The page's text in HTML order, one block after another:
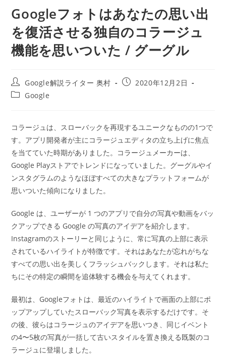
Googleフォトはあなたの思い出
を復活させる独自のコラージュ
機能を思いついた / グーグル
投
稿
者:
Google解説ライター 奥村
投
2020年12月2日
投
テ
ゴ
リ
ー:
Google
コラージュは、スローバックを再現するユニークなものの1つで
す。アプリ開発者が主にコラージュエディタの立ち上げに焦点
を当てていた時期がありました。コラージュメーカーは、
Google Playストアでトレンドになっていました。グーグルやイ
ンスタグラムのようなほぼすべての大きなプラットフォームが
思いついた傾向になりました。
Google は、ユーザーが 1 つのアプリで自分の写真や動画をバッ
クアップできる Google の写真のアイデアを紹介します。
Instagramのストーリーと同じように、常に写真の上部に表示
されているハイライトが特徴です。それはあなたが忘れがちな
すべての思い出を美しくフラッシュバックします。それは私た
ちにその特定の瞬間を追体験する機会を与えてくれます。
最初は、Googleフォトは、最近のハイライトで画面の上部にポ
ップアップしていたスローバック写真を表示するだけです。そ
の後、彼らはコラージュのアイデアを思いつき、同じイベント
の4〜5枚の写真が一括して古いスタイルを置き換える既製のコ
ラージュに登場しました。